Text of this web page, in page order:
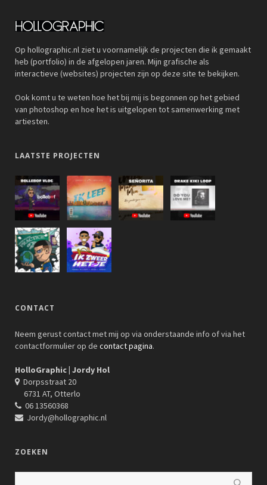
Op hollographic.nl ziet u voornamelijk de projecten die ik gemaakt
heb (portfolio) in de afgelopen jaren. Mijn grafische als
interactieve (websites) projecten zijn op deze site te bekijken.
Ook komt u te weten hoe het bij mij is begonnen op het gebied
van photoshop en hoe het is uitgelopen tot samenwerking met
artiesten.
LAATSTE PROJECTEN
CONTACT
Neem gerust contact met mij op via onderstaande info of via het
contactformulier op de contact pagina.
HolloGraphic | Jordy Hol
Dorpsstraat 20
6731 AT, Otterlo
06 13560368
Jordy@hollographic.nl
ZOEKEN